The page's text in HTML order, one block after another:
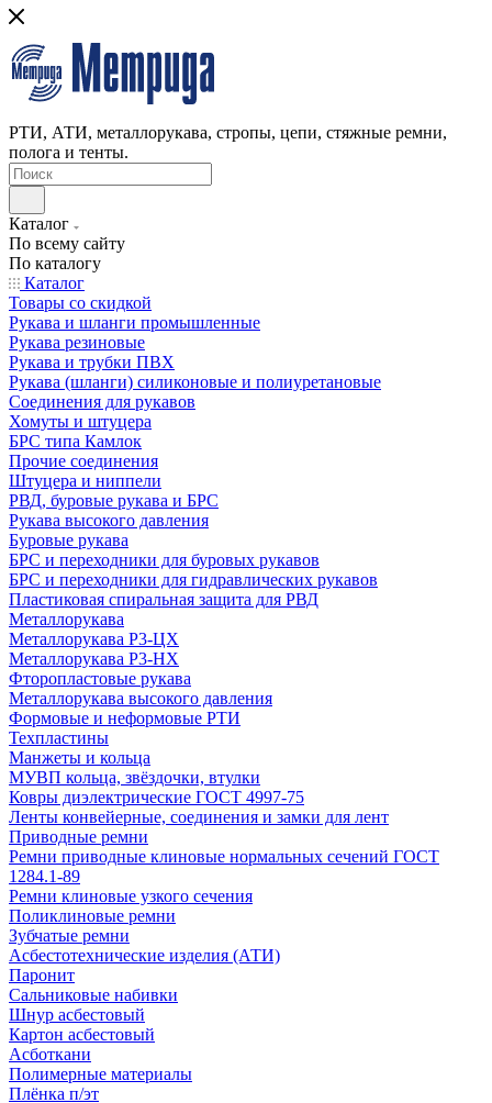
РТИ, АТИ, металлорукава, стропы, цепи, стяжные ремни,
полога и тенты.
Каталог
По всему сайту
По каталогу
Каталог
Товары со скидкой
Рукава и шланги промышленные
Рукава резиновые
Рукава и трубки ПВХ
Рукава (шланги) силиконовые и полиуретановые
Соединения для рукавов
Хомуты и штуцера
БРС типа Камлок
Прочие соединения
Штуцера и ниппели
РВД, буровые рукава и БРС
Рукава высокого давления
Буровые рукава
БРС и переходники для буровых рукавов
БРС и переходники для гидравлических рукавов
Пластиковая спиральная защита для РВД
Металлорукава
Металлорукава Р3-ЦХ
Металлорукава Р3-НХ
Фторопластовые рукава
Металлорукава высокого давления
Формовые и неформовые РТИ
Техпластины
Манжеты и кольца
МУВП кольца, звёздочки, втулки
Ковры диэлектрические ГОСТ 4997-75
Ленты конвейерные, соединения и замки для лент
Приводные ремни
Ремни приводные клиновые нормальных сечений ГОСТ
1284.1-89
Ремни клиновые узкого сечения
Поликлиновые ремни
Зубчатые ремни
Асбестотехнические изделия (АТИ)
Паронит
Сальниковые набивки
Шнур асбестовый
Картон асбестовый
Асботкани
Полимерные материалы
Плёнка п/эт